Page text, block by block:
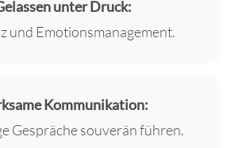
unter Druck:
und Emotionsmanagement.
Kommunikation:
Gespräche souverän führen.